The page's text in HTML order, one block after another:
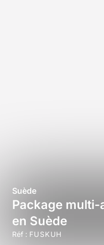
Suède
Package
en Suède
Réf : FUSKUH